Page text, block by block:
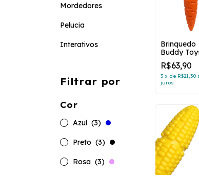
Mordedores
Pelucia
Interativos
Filtrar por
Cor
Azul (3)
Preto (3)
Rosa (3)
Brinquedo
Buddy
Cenoura
R$63,90
3 x de R$21,30
juros